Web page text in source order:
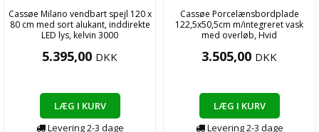
Cassøe Milano vendbart spejl 120 x
80 cm med sort alukant, inddirekte
LED lys, kelvin 3000
5.395,00 DKK
LÆG I KURV
Levering2-3 dage
Cassøe Porcelænsbordplade
122,5x50,5cm m/integreret vask
med overløb, Hvid
3.505,00 DKK
LÆG I KURV
Levering2-3 dage